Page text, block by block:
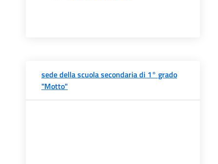
sede della scuola secondaria di 1° grado
"Motto"